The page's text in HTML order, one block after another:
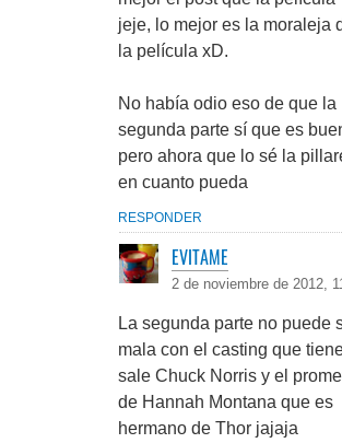
jeje, lo mejor es la moraleja
la película xD.
No había odio eso de que la
segunda parte sí que es
pero ahora que lo sé la
en cuanto pueda
RESPONDER
EVITAME
2 de noviembre de 2012,
La segunda parte no puede
mala con el casting que
sale Chuck Norris y el
de Hannah Montana que es
hermano de Thor jajaja